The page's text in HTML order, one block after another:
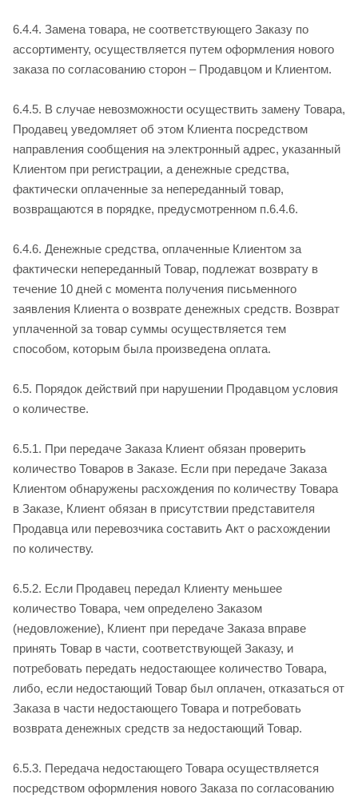
6.4.4. Замена товара, не соответствующего Заказу по
ассортименту, осуществляется путем оформления нового
заказа по согласованию сторон – Продавцом и Клиентом.
6.4.5. В случае невозможности осуществить замену Товара,
Продавец уведомляет об этом Клиента посредством
направления сообщения на электронный адрес, указанный
Клиентом при регистрации, а денежные средства,
фактически оплаченные за непереданный товар,
возвращаются в порядке, предусмотренном п.6.4.6.
6.4.6. Денежные средства, оплаченные Клиентом за
фактически непереданный Товар, подлежат возврату в
течение 10 дней с момента получения письменного
заявления Клиента о возврате денежных средств. Возврат
уплаченной за товар суммы осуществляется тем
способом, которым была произведена оплата.
6.5. Порядок действий при нарушении Продавцом условия
о количестве.
6.5.1. При передаче Заказа Клиент обязан проверить
количество Товаров в Заказе. Если при передаче Заказа
Клиентом обнаружены расхождения по количеству Товара
в Заказе, Клиент обязан в присутствии представителя
Продавца или перевозчика составить Акт о расхождении
по количеству.
6.5.2. Если Продавец передал Клиенту меньшее
количество Товара, чем определено Заказом
(недовложение), Клиент при передаче Заказа вправе
принять Товар в части, соответствующей Заказу, и
потребовать передать недостающее количество Товара,
либо, если недостающий Товар был оплачен, отказаться от
Заказа в части недостающего Товара и потребовать
возврата денежных средств за недостающий Товар.
6.5.3. Передача недостающего Товара осуществляется
посредством оформления нового Заказа по согласованию